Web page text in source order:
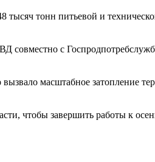
тысяч тонн питьевой и
с
вызвало масштабное затопление
чтобы завершить работы к